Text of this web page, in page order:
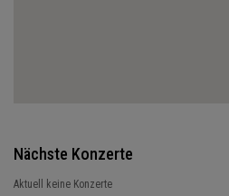
Nächste Konzerte
Aktuell keine Konzerte